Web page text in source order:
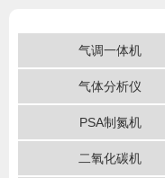
气调一体机
气体分析仪
PSA制氮机
二氧化碳机